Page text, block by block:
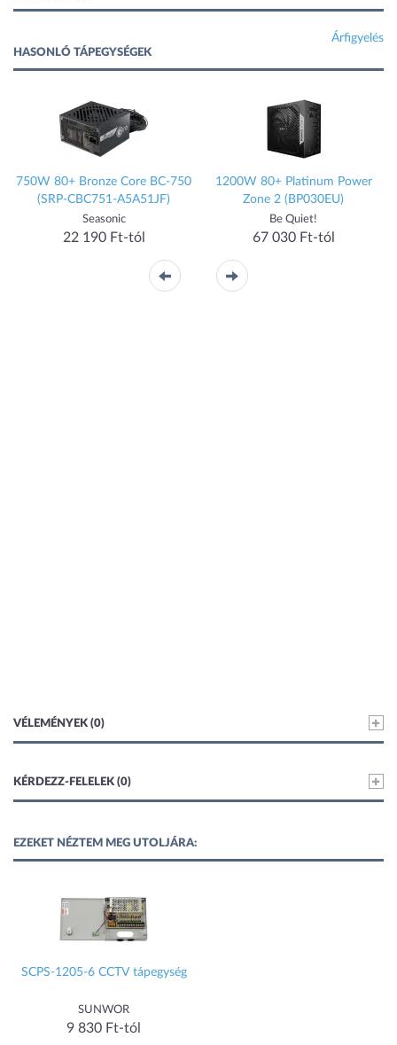
Árfigyelés
HASONLÓ TÁPEGYSÉGEK
750W 80+ Bronze Core BC-750
(SRP-CBC751-A5A51JF)
Seasonic
22 190 Ft-tól
1200W 80+ Platinum Power
Zone 2 (BP030EU)
Be Quiet!
67 030 Ft-tól
VÉLEMÉNYEK (0)
KÉRDEZZ-FELELEK (0)
EZEKET NÉZTEM MEG UTOLJÁRA:
SCPS-1205-6 CCTV tápegység
SUNWOR
9 830 Ft-tól